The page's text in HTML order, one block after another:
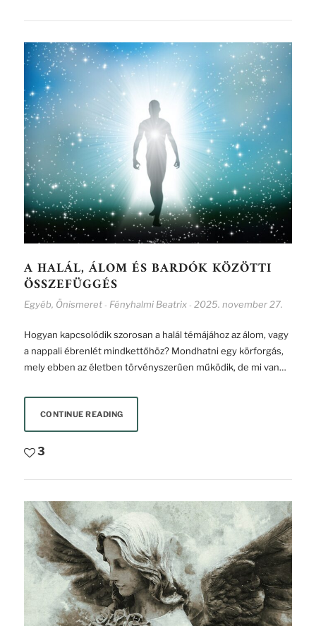
A HALÁL, ÁLOM ÉS BARDÓK KÖZÖTTI
ÖSSZEFÜGGÉS
Egyéb, Önismeret - Fényhalmi Beatrix - 2025. november 27.
Hogyan kapcsolódik szorosan a halál témájához az álom, vagy
a nappali ébrenlét mindkettőhöz? Mondhatni egy körforgás,
mely ebben az életben törvényszerűen működik, de mi van…
CONTINUE READING
3